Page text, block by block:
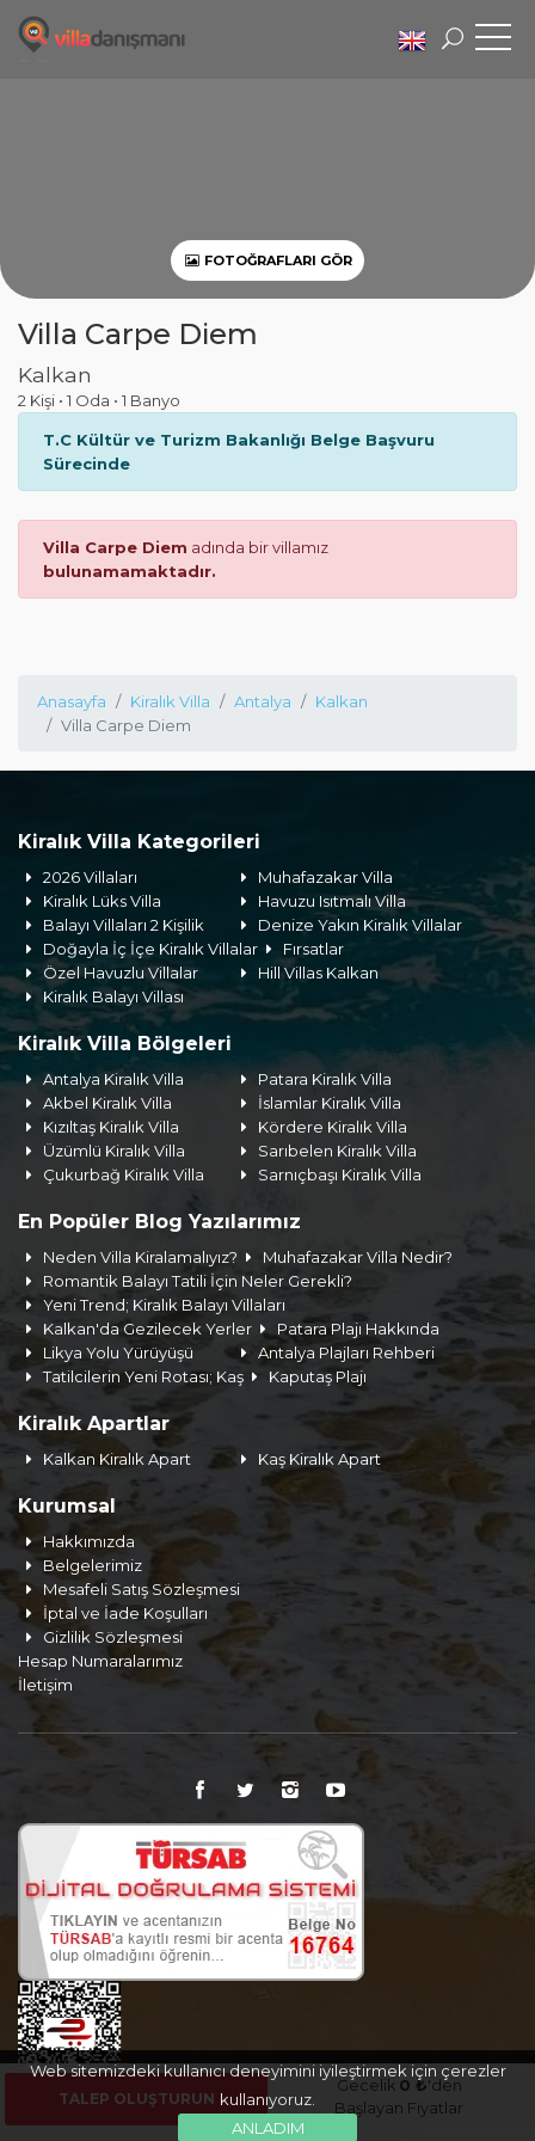
FOTOĞRAFLARI GÖR
Villa Carpe Diem
Kalkan
2 Kişi • 1 Oda • 1 Banyo
T.C Kültür ve Turizm Bakanlığı Belge Başvuru
Sürecinde
Villa Carpe Diem adında bir villamız
bulunamamaktadır.
Anasayfa Kiralık Villa Antalya
Kalkan
Villa Carpe Diem
Kiralık Villa Kategorileri
2026 Villaları
Muhafazakar Villa
Kiralık Lüks Villa
Havuzu Isıtmalı Villa
Balayı Villaları 2 Kişilik
Denize Yakın Kiralık Villalar
Doğayla İç İçe Kiralık Villalar
Fırsatlar
Özel Havuzlu Villalar
Hill Villas Kalkan
Kiralık Balayı Villası
Kiralık Villa Bölgeleri
Antalya Kiralık Villa
Patara Kiralık Villa
Akbel Kiralık Villa
İslamlar Kiralık Villa
Kızıltaş Kiralık Villa
Kördere Kiralık Villa
Üzümlü Kiralık Villa
Sarıbelen Kiralık Villa
Çukurbağ Kiralık Villa
Sarnıçbaşı Kiralık Villa
En Popüler Blog Yazılarımız
Neden Villa Kiralamalıyız?
Muhafazakar Villa Nedir?
Romantik Balayı Tatili İçin Neler Gerekli?
Yeni Trend; Kiralık Balayı Villaları
Kalkan'da Gezilecek Yerler
Patara Plajı Hakkında
Likya Yolu Yürüyüşü
Antalya Plajları Rehberi
Tatilcilerin Yeni Rotası; Kaş
Kaputaş Plajı
Kiralık Apartlar
Kalkan Kiralık Apart Kaş Kiralık Apart
Kurumsal
Hakkımızda
Belgelerimiz
Mesafeli Satış Sözleşmesi
İptal ve İade Koşulları
Gizlilik Sözleşmesi
Hesap Numaralarımız
İletişim
Web sitemizdeki kullanıcı deneyimini iyileştirmek için çerezler
kullanıyoruz.
ANLADIM
TALEP OLUŞTURUN
Gecelik 0 ₺'den
Başlayan Fiyatlar